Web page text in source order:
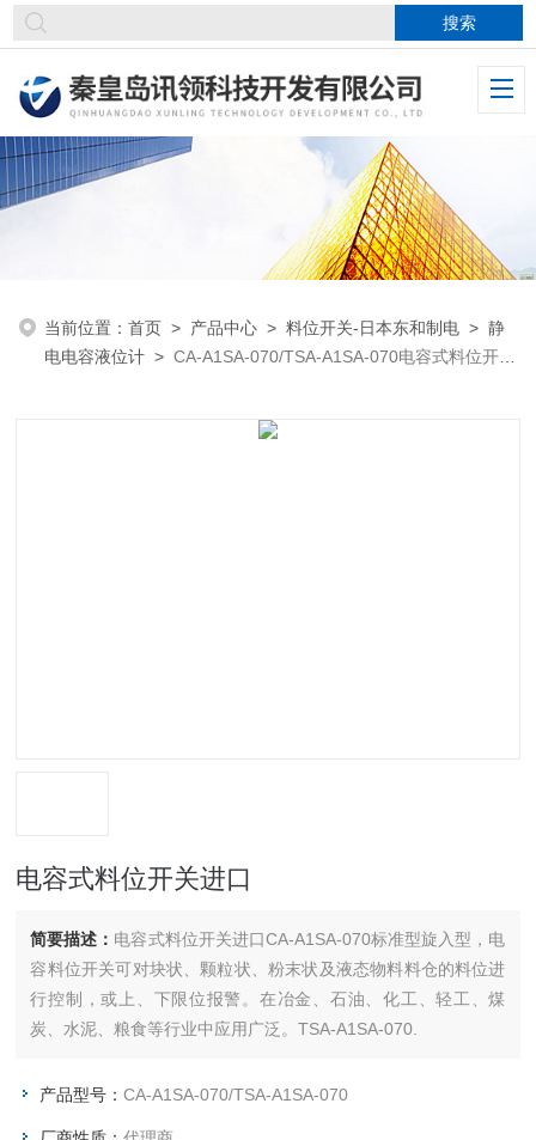
当前位置：首页 > 产品中心 >料位开关-日本东和制电 >静
电电容液位计 >CA-A1SA-070/TSA-A1SA-070电容式料位开关
电容式料位开关进口
简要描述： 电容式料位开关进口CA-A1SA-070标准型旋入型，电
容料位开关可对块状、颗粒状、粉末状及液态物料料仓的料位进
行控制，或上、下限位报警。在冶金、石油、化工、轻工、煤
炭、水泥、粮食等行业中应用广泛。TSA-A1SA-070.
产品型号：CA-A1SA-070/TSA-A1SA-070